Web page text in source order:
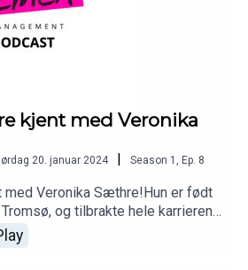
kjent med Veronika
lørdag 20. januar 2024 Season 1 , Ep. 8
med Veronika Sæthre!Hun er født
og tilbrakte hele karrieren
hun gikk til Fløya i 2017. Hun
i Fløya før sammenslåingen